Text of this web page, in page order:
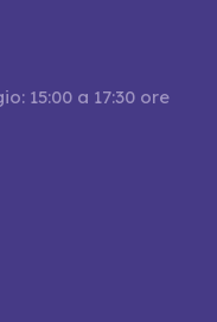
15:00 a 17:30 ore